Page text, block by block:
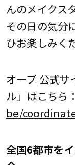
んのメイクス
その日の気分
ひお楽しみく
オーブ 公式サ
ル」はこちら：
be/
全国6都市を